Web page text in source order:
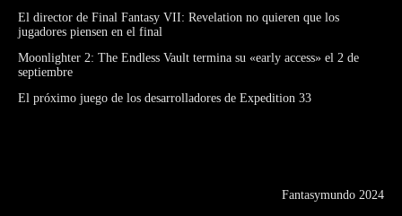
El director de Final Fantasy VII: Revelation no quieren que los
jugadores piensen en el final
Moonlighter 2: The Endless Vault termina su «early access» el 2 de
septiembre
El próximo juego de los desarrolladores de Expedition 33
Fantasymundo 2024